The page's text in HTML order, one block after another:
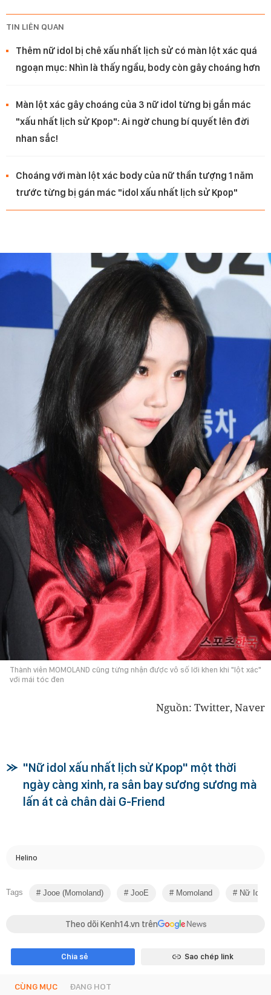
TIN LIÊN QUAN
Thêm nữ idol bị chê xấu nhất lịch sử có màn lột xác quá
ngoạn mục: Nhìn là thấy ngầu, body còn gây choáng hơn
Màn lột xác gây choáng của 3 nữ idol từng bị gắn mác
"xấu nhất lịch sử Kpop": Ai ngờ chung bí quyết lên đời
nhan sắc!
Choáng với màn lột xác body của nữ thần tượng 1 năm
trước từng bị gán mác "idol xấu nhất lịch sử Kpop"
Thành viên MOMOLAND cũng từng nhận được vô số lời khen khi "lột xác"
với mái tóc đen
Nguồn: Twitter, Naver
"Nữ idol xấu nhất lịch sử Kpop" một thời
ngày càng xinh, ra sân bay sương sương mà
lấn át cả chân dài G-Friend
Helino
Tags Jooe (momoland) JooE Momoland Nữ Idol
Theo dõi Kenh14.vn trên
Chia sẻ Sao chép link
CÙNG MỤC ĐANG HOT